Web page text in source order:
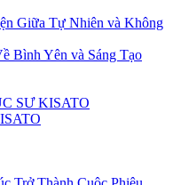
Giữa Tự Nhiên và Không
Bình Yên và Sáng Tạo
SƯ KISATO